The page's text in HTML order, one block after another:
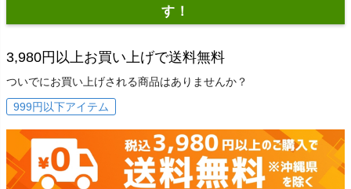
す！
3,980円以上お買い上げで送料無料
ついでにお買い上げされる商品はありませんか？
999円以下アイテム